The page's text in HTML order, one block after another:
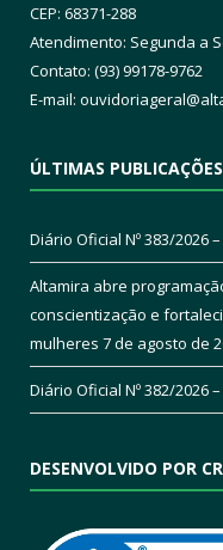
CEP: 68371-288
Atendimento: Segunda a
Contato: (93) 99178-9762
E-mail:
ÚLTIMAS PUBLICAÇÕES
Diário Oficial Nº 383/2026
Altamira abre
conscientização e
mulheres 7 de agosto de
Diário Oficial Nº 382/2026
DESENVOLVIDO POR